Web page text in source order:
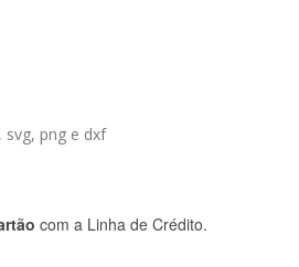
svg, png e dxf
com a Linha de Crédito.